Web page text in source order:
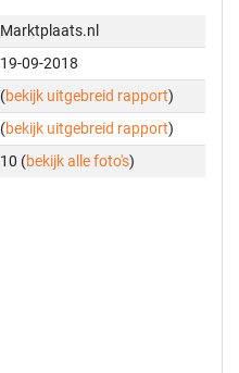
Marktplaats.nl
19-09-2018
(bekijk uitgebreid rapport)
(bekijk uitgebreid rapport)
10 (bekijk alle foto's)